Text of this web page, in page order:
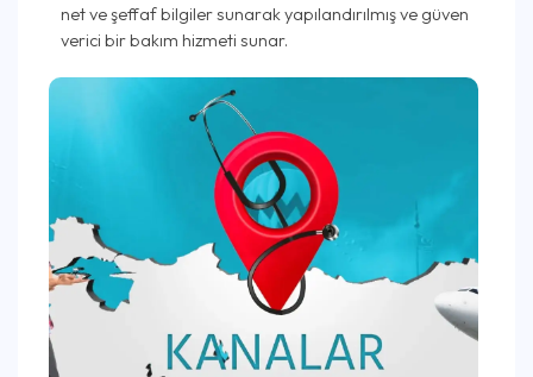
net ve şeffaf bilgiler sunarak yapılandırılmış ve güven
verici bir bakım hizmeti sunar.